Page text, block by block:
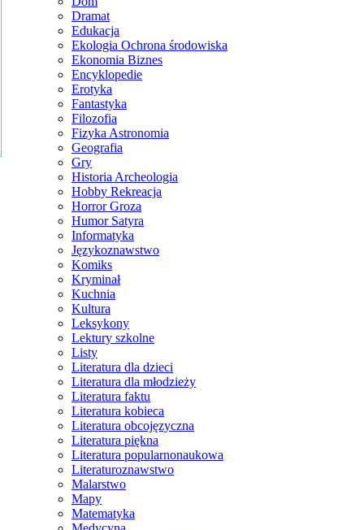
Dramat
Edukacja
Ekologia Ochrona środowiska
Ekonomia Biznes
Encyklopedie
Erotyka
Fantastyka
Filozofia
Fizyka Astronomia
Geografia
Gry
Historia Archeologia
Hobby Rekreacja
Horror Groza
Humor Satyra
Informatyka
Językoznawstwo
Komiks
Kryminał
Kuchnia
Kultura
Leksykony
Lektury szkolne
Listy
Literatura dla dzieci
Literatura dla młodzieży
Literatura faktu
Literatura kobieca
Literatura obcojęzyczna
Literatura piękna
Literatura popularnonaukowa
Literaturoznawstwo
Malarstwo
Mapy
Matematyka